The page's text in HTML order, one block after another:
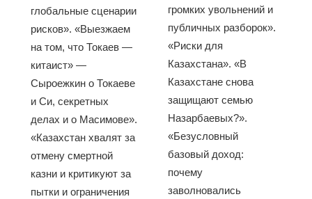
глобальные сценарии
рисков». «Выезжаем
на том, что Токаев —
китаист» —
Сыроежкин о Токаеве
и Си, секретных
делах и о Масимове».
«Казахстан хвалят за
отмену смертной
казни и критикуют за
пытки и ограничения
громких увольнений и
публичных разборок».
«Риски для
Казахстана». «В
Казахстане снова
защищают семью
Назарбаевых?».
«Безусловный
базовый доход:
почему
заволновались